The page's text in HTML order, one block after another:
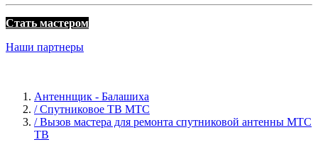
Стать мастером
Наши партнеры
Антеннщик - Балашиха
/ Спутниковое ТВ МТС
/ Вызов мастера для ремонта спутниковой антенны МТС
ТВ